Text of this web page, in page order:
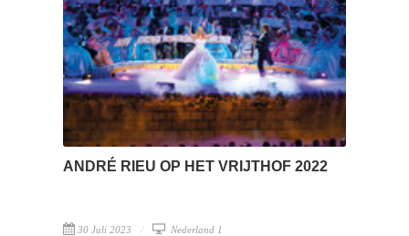
ANDRÉ RIEU OP HET VRIJTHOF 2022
30 Juli 2023 Nederland 1